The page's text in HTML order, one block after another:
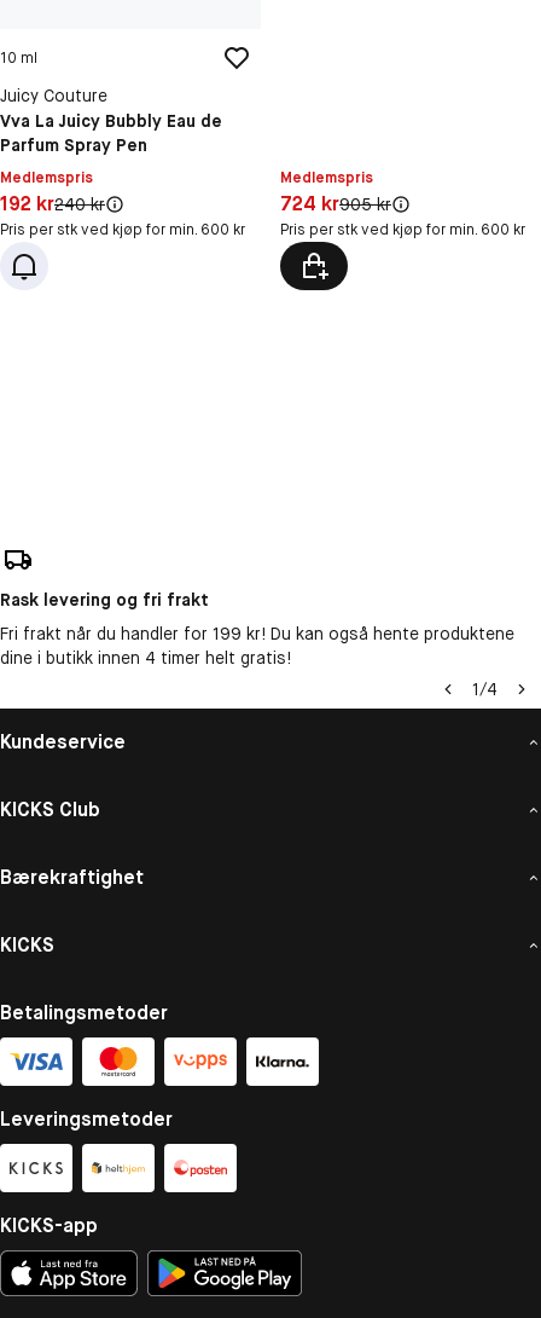
10 ml
Juicy Couture
Vva La Juicy Bubbly Eau de
Parfum Spray Pen
Medlemspris
Pris: 192 kr
192 krOriginal pris:
240 kr
Pris per stk ved kjøp for min. 600 kr
Medlemspris
Pris: 724 kr
724 krOriginal pris:
905 kr
Pris per stk ved kjøp for min. 600 kr
Rask levering og fri frakt
Fri frakt når du handler for 199 kr! Du kan også hente produktene
dine i butikk innen 4 timer helt gratis!
1/4
Kundeservice
KICKS Club
Bærekraftighet
KICKS
Betalingsmetoder
Leveringsmetoder
KICKS-app